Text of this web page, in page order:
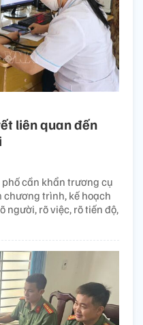
liên quan đến
phố cần khẩn trương cụ
trình, kế hoạch
rõ việc, rõ tiến độ,